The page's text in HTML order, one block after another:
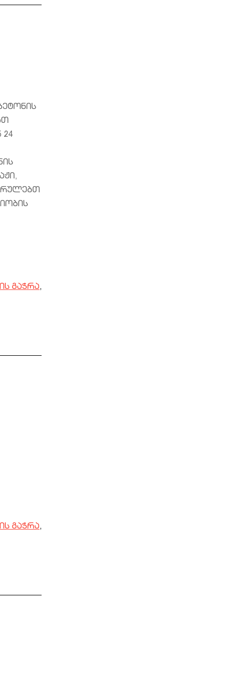
24
გაჭრა,
გაჭრა,